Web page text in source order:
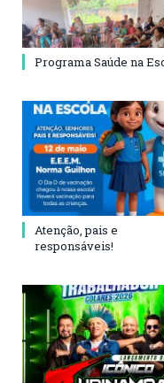
Programa Saúde na
Atenção, pais e
responsáveis!